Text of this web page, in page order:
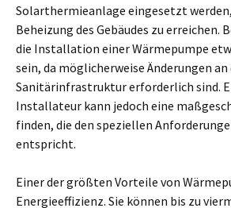
Solarthermieanlage eingesetzt
Beheizung des Gebäudes zu erreichen.
die Installation einer Wärmepumpe
sein, da möglicherweise Änderungen
Sanitärinfrastruktur erforderlich sind.
Installateur kann jedoch eine
finden, die den speziellen
entspricht.
Einer der größten Vorteile von
Energieeffizienz. Sie können bis zu